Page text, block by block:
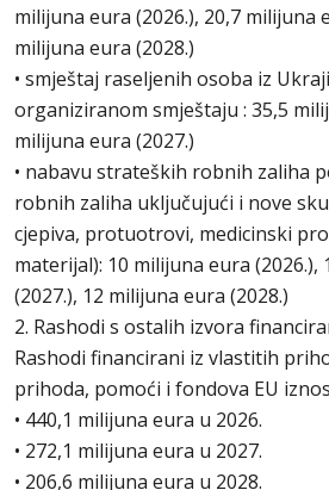
milijuna eura (2026.), 20,7 milijuna
milijuna eura (2028.)
• smještaj raseljenih osoba iz
organiziranom smještaju : 35,5
milijuna eura (2027.)
• nabavu strateških robnih zaliha
robnih zaliha uključujući i nove
cjepiva, protuotrovi, medicinski
materijal): 10 milijuna eura (2026.),
(2027.), 12 milijuna eura (2028.)
2. Rashodi s ostalih izvora
Rashodi financirani iz vlastitih
prihoda, pomoći i fondova EU
• 440,1 milijuna eura u 2026.
• 272,1 milijuna eura u 2027.
• 206,6 milijuna eura u 2028.